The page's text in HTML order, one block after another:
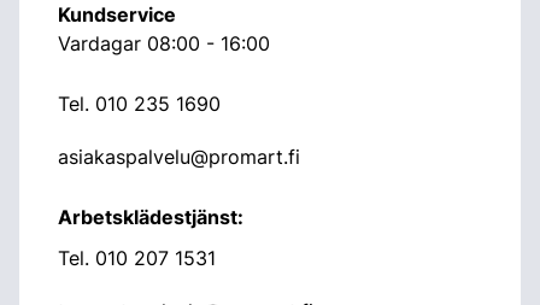
Kundservice
Vardagar 08:00 - 16:00
Tel. 010 235 1690
asiakaspalvelu@promart.fi
Arbetsklädestjänst:
Tel. 010 207 1531